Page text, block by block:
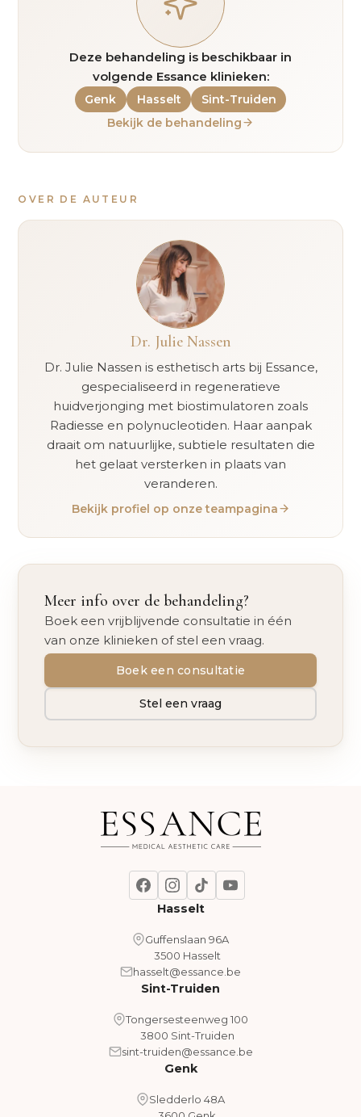
Deze behandeling is beschikbaar in
volgende Essance klinieken:
Genk Hasselt
Sint-Truiden
Bekijk de behandeling
OVER DE AUTEUR
Dr. Julie Nassen
Dr. Julie Nassen is esthetisch arts bij Essance,
gespecialiseerd in regeneratieve
huidverjonging met biostimulatoren zoals
Radiesse en polynucleotiden. Haar aanpak
draait om natuurlijke, subtiele resultaten die
het gelaat versterken in plaats van
veranderen.
Bekijk profiel op onze teampagina
Meer info over de behandeling?
Boek een vrijblijvende consultatie in één
van onze klinieken of stel een vraag.
Boek een consultatie
Stel een vraag
Hasselt
Guffenslaan 96A
3500 Hasselt
hasselt@essance.be
Sint-Truiden
Tongersesteenweg 100
3800 Sint-Truiden
sint-truiden@essance.be
Genk
Sledderlo 48A